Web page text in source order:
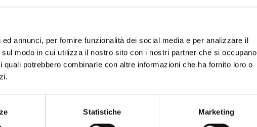
annunci, per fornire funzionalità dei social media e per analizzare il
modo in cui utilizza il nostro sito con i nostri partner che si occupano
potrebbero combinarle con altre informazioni che ha fornito loro o
Statistiche Marketing
DR.STONE n. 27
5,20